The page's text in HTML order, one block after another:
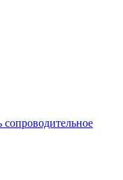
сопроводительное